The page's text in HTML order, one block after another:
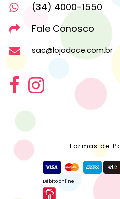
(34) 4000-1550
Fale Conosco
sac@lojadoce.com.br
Formas de
Débito online